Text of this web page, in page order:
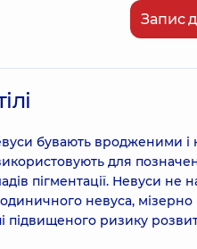
Запис
бувають вродженими і
для
пігментації. Невуси не
невуса,
підвищеного ризику